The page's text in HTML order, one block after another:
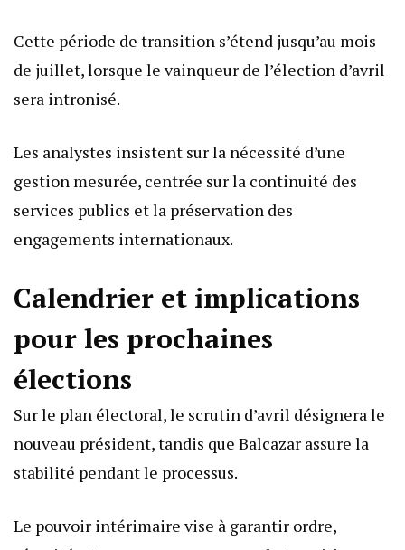
Cette période de transition s’étend jusqu’au mois
de juillet, lorsque le vainqueur de l’élection d’avril
sera intronisé.
Les analystes insistent sur la nécessité d’une
gestion mesurée, centrée sur la continuité des
services publics et la préservation des
engagements internationaux.
Calendrier et implications
pour les prochaines
élections
Sur le plan électoral, le scrutin d’avril désignera le
nouveau président, tandis que Balcazar assure la
stabilité pendant le processus.
Le pouvoir intérimaire vise à garantir ordre,